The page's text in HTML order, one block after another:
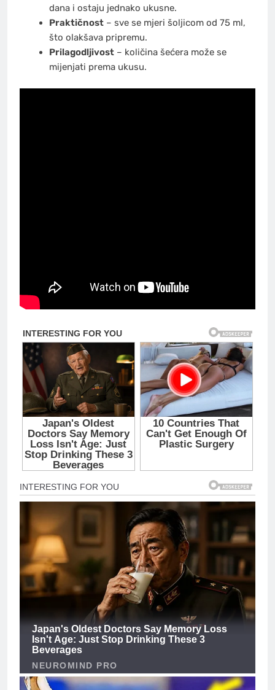
dana i ostaju jednako ukusne.
Praktičnost– sve se mjeri šoljicom od 75 ml,
što olakšava pripremu.
Prilagodljivost– količina šećera može se
mijenjati prema ukusu.